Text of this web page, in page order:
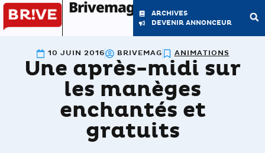
Brivemag'
ARCHIVES
DEVENIR ANNONCEUR
10 JUIN 2016 BRIVEMAG ANIMATIONS
Une après-midi sur
les manèges
enchantés et
gratuits